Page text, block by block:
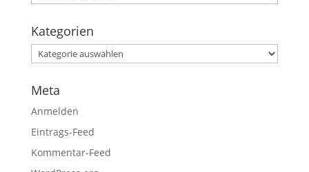
Kategorien
Meta
Anmelden
Eintrags-Feed
Kommentar-Feed